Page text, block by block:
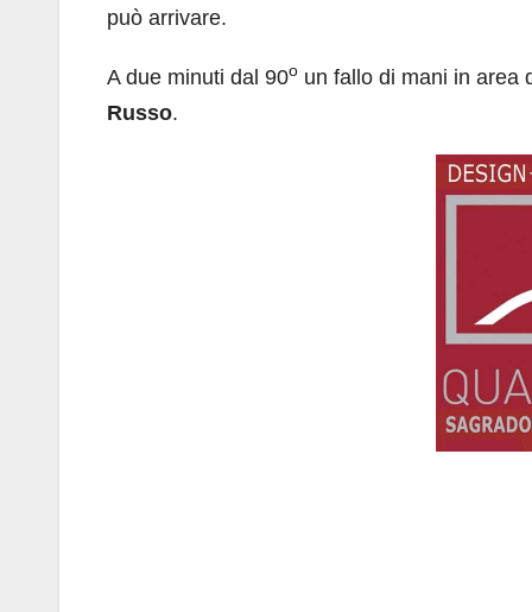
può arrivare.
A due minuti dal 90o un fallo di mani in area
Russo.